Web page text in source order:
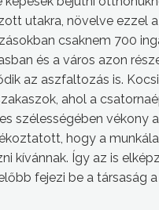
utakra, növelve ezzel
csaknem 700
és a város azon
az aszfaltozás is.
ahol a
szélességében
hogy a
kívánnak. Így az is
fejezi be a társaság